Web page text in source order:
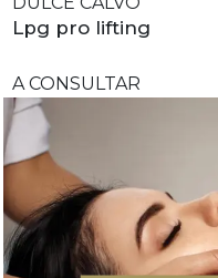
Lpg pro lifting
A CONSULTAR